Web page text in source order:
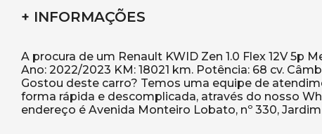
+ INFORMAÇÕES
A procura de um Renault KWID Zen 1.0 Flex 12V 5p
Ano: 2022/2023 KM: 18021 km. Potência: 68 cv.
Gostou deste carro? Temos uma equipe de
forma rápida e descomplicada, através do nosso